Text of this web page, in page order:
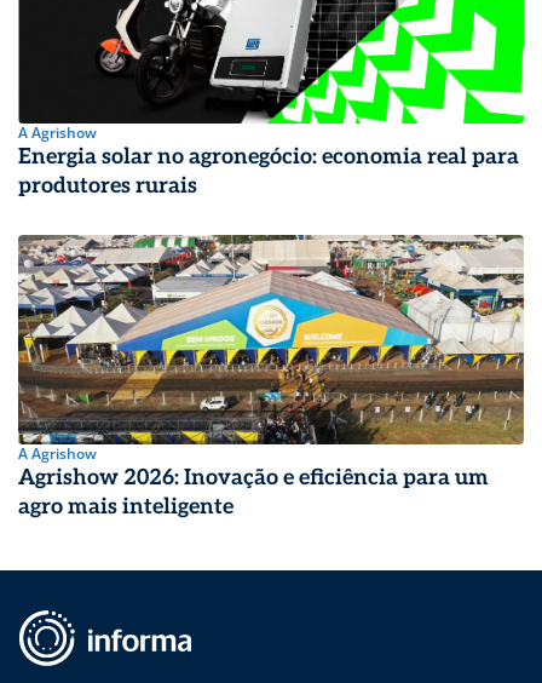
A Agrishow
Energia solar no agronegócio: economia real para
produtores rurais
A Agrishow
Agrishow 2026: Inovação e eficiência para um
agro mais inteligente